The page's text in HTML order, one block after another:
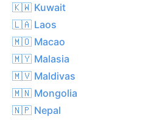
🇰🇼 Kuwait
🇱🇦 Laos
🇲🇴 Macao
🇲🇾 Malasia
🇲🇻 Maldivas
🇲🇳 Mongolia
🇳🇵 Nepal